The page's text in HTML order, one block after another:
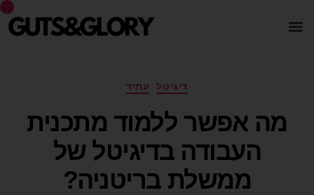
דיגיטל עתיד
מה אפשר ללמוד מתכנית
העבודה בדיגיטל של
ממשלת בריטניה?